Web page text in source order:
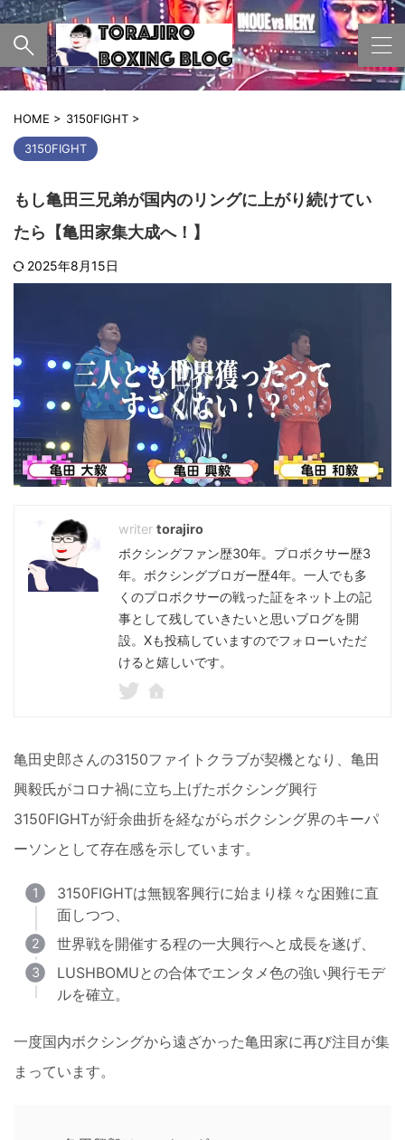
HOME > 3150FIGHT >
3150FIGHT
もし亀田三兄弟が国内のリングに上がり続けてい
たら【亀田家集大成へ！】
2025年8月15日
torajiro
ボクシングファン歴30年。プロボクサー歴3
年。ボクシングブロガー歴4年。一人でも多
くのプロボクサーの戦った証をネット上の記
事として残していきたいと思いブログを開
設。Xも投稿していますのでフォローいただ
けると嬉しいです。
亀田史郎さんの3150ファイトクラブが契機となり、亀田
興毅氏がコロナ禍に立ち上げたボクシング興行
3150FIGHTが紆余曲折を経ながらボクシング界のキーパ
ーソンとして存在感を示しています。
3150FIGHTは無観客興行に始まり様々な困難に直
面しつつ、
世界戦を開催する程の一大興行へと成長を遂げ、
LUSHBOMUとの合体でエンタメ色の強い興行モデ
ルを確立。
一度国内ボクシングから遠ざかった亀田家に再び注目が集
まっています。